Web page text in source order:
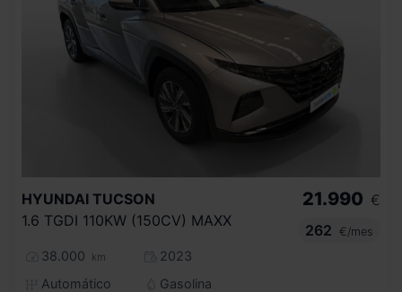
HYUNDAI TUCSON
1.6 TGDI 110KW (150CV) MAXX
38.000 km
2023
Automático
Gasolina
21.990 €
262
€/mes